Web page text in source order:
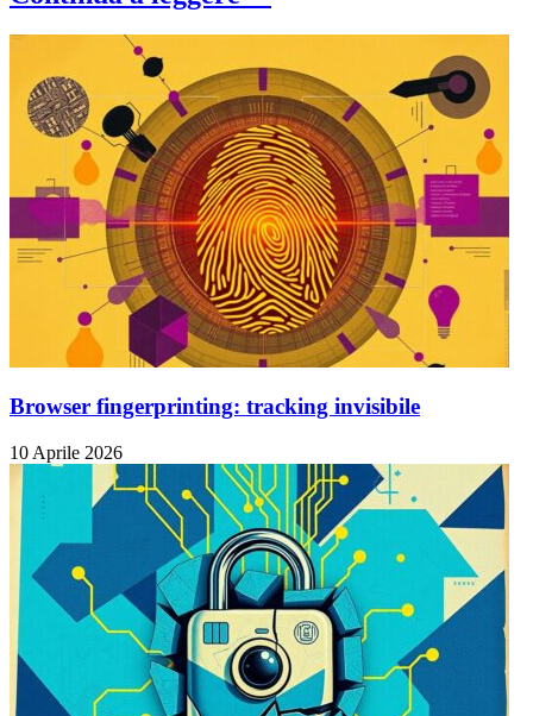
Browser fingerprinting: tracking invisibile
10 Aprile 2026